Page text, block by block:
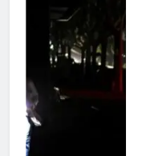
pemadaman
listrik di
Eropa